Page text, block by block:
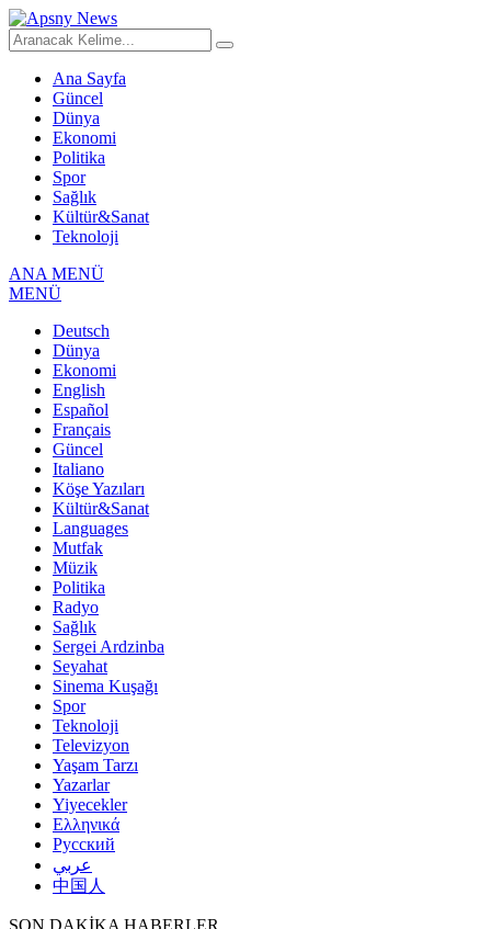
Ana Sayfa
Güncel
Dünya
Ekonomi
Politika
Spor
Sağlık
Kültür&Sanat
Teknoloji
ANA MENÜ
MENÜ
Deutsch
Dünya
Ekonomi
English
Español
Français
Güncel
Italiano
Köşe Yazıları
Kültür&Sanat
Languages
Mutfak
Müzik
Politika
Radyo
Sağlık
Sergei Ardzinba
Seyahat
Sinema Kuşağı
Spor
Teknoloji
Televizyon
Yaşam Tarzı
Yazarlar
Yiyecekler
Ελληνικά
Русский
عربي
中国人
SON DAKİKA HABERLER